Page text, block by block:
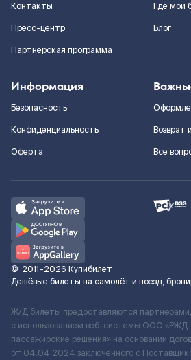
Контакты
Пресс-центр
Партнерская программа
Где мой
Блог
Информация
Безопасность
Конфиденциальность
Оферта
Возврат
Все
© 2011–2026 Купибилет
Дешёвые билеты на самолёт и поезд,
Ж/Д билеты предоставляются
с использованием веб-системы ООО «РЖД
пассажирские решения» на основании
от 04.04.2024 заключенного с